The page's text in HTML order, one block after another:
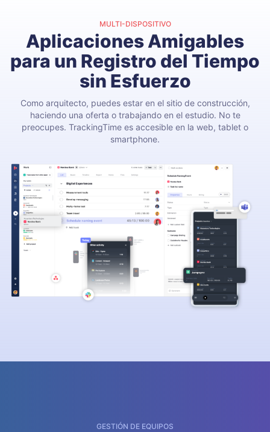
MULTI-DISPOSITIVO
Aplicaciones Amigables
para un Registro del Tiempo
sin Esfuerzo
Como arquitecto, puedes estar en el sitio de construcción,
haciendo una oferta o trabajando en el estudio. No te
preocupes. TrackingTime es accesible en la web, tablet o
smartphone.
GESTIÓN DE EQUIPOS